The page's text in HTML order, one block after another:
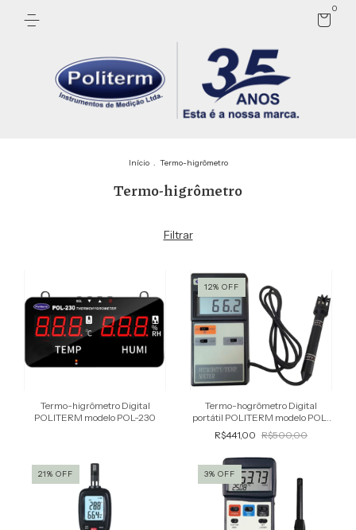
0
Início . Termo-higrômetro
Termo-higrômetro
Filtrar
Termo-higrômetro Digital
POLITERM modelo POL-230
12% OFF
Termo-hogrômetro Digital
portátil POLITERM modelo POL-
R$441,00 R$500,00
21% OFF 3% OFF